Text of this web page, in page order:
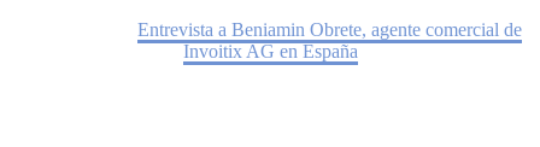
Entrevista a Beniamin Obrete, agente comercial de
Invoitix AG en España